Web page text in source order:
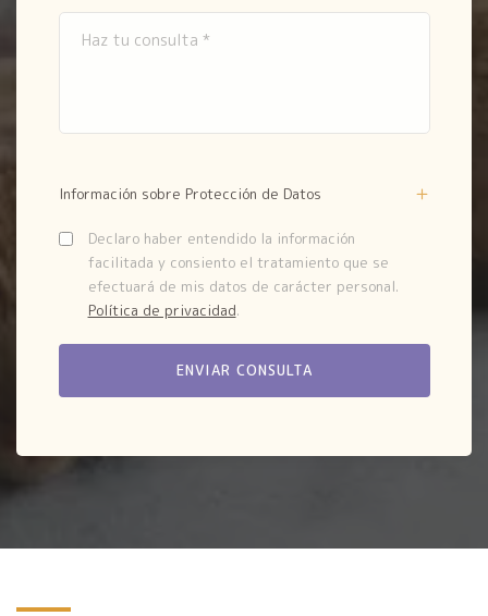
Información sobre Protección de Datos
Declaro haber entendido la información
facilitada y consiento el tratamiento que se
efectuará de mis datos de carácter personal.
Política de privacidad.